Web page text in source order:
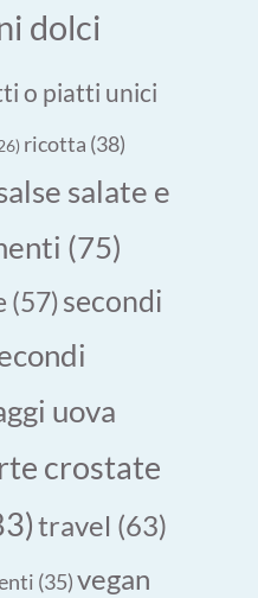
dolci
o piatti unici
ricotta (38)
salate e
(75)
(57)secondi
uova
crostate
travel (63)
(35)vegan